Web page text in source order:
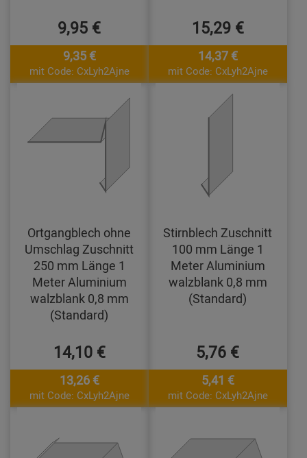
9,95 €
9,35 €
mit Code: CxLyh2Ajne
15,29 €
14,37 €
mit Code: CxLyh2Ajne
Ortgangblech ohne
Umschlag Zuschnitt
250 mm Länge 1
Meter Aluminium
walzblank 0,8 mm
(Standard)
14,10 €
13,26 €
mit Code: CxLyh2Ajne
Stirnblech Zuschnitt
100 mm Länge 1
Meter Aluminium
walzblank 0,8 mm
(Standard)
5,76 €
5,41 €
mit Code: CxLyh2Ajne